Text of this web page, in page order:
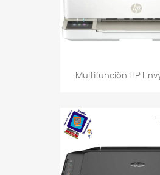
Multifunción HP